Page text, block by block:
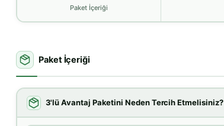
Paket İçeriği
Paket İçeriği
3'lü Avantaj Paketini Neden Tercih Etmelisiniz?